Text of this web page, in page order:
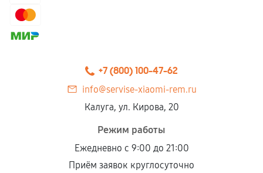
+7 (800) 100-47-62
info@servise-xiaomi-rem.ru
Калуга, ул. Кирова, 20
Режим работы
Ежедневно с 9:00 до 21:00
Приём заявок круглосуточно